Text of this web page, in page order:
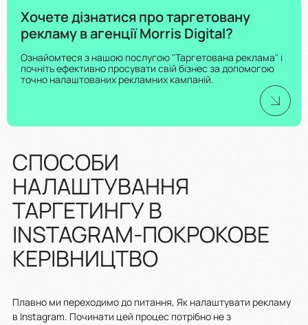
Хочете дізнатися про таргетовану
рекламу в агенції Morris Digital?
Ознайомтеся з нашою послугою "Таргетована реклама" і
почніть ефективно просувати свій бізнес за допомогою
точно налаштованих рекламних кампаній.
СПОСОБИ
НАЛАШТУВАННЯ
ТАРГЕТИНГУ В
INSTAGRAM-ПОКРОКОВЕ
КЕРІВНИЦТВО
Плавно ми переходимо до питання, Як налаштувати рекламу
в Instagram. Починати цей процес потрібно не з